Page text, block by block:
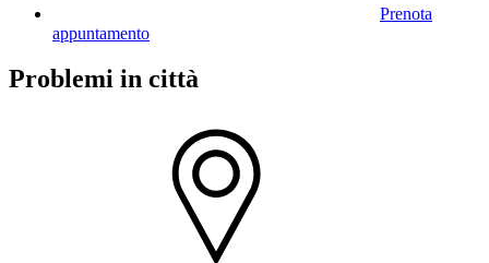
Prenota
appuntamento
Problemi in città